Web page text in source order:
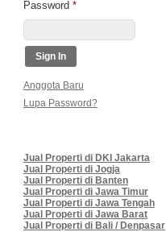
Password *
Anggota Baru
Lupa Password?
Jual Properti di DKI Jakarta
Jual Properti di Jogja
Jual Properti di Banten
Jual Properti di Jawa Timur
Jual Properti di Jawa Tengah
Jual Properti di Jawa Barat
Jual Properti di Bali / Denpasar